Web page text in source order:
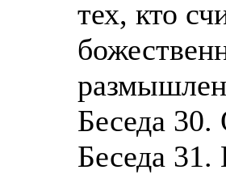
тех, кто
Беседа
Беседа